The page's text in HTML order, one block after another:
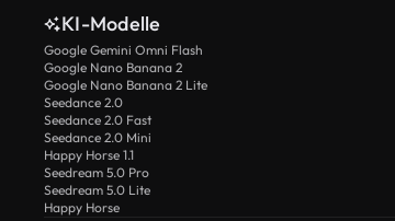
KI-Modelle
Google Gemini Omni Flash
Google Nano Banana 2
Google Nano Banana 2 Lite
Seedance 2.0
Seedance 2.0 Fast
Seedance 2.0 Mini
Happy Horse 1.1
Seedream 5.0 Pro
Seedream 5.0 Lite
Happy Horse